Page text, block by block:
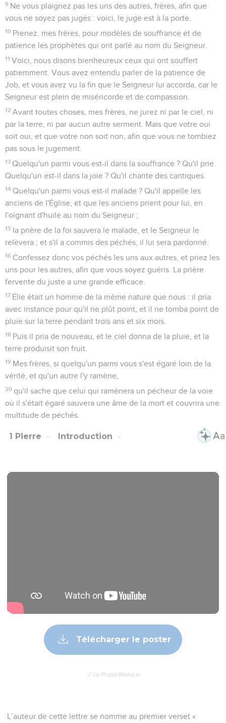
9 Ne vous plaignez pas les uns des autres, frères, afin que
vous ne soyez pas jugés : voici, le juge est à la porte.
10 Prenez, mes frères, pour modèles de souffrance et de
patience les prophètes qui ont parlé au nom du Seigneur.
11 Voici, nous disons bienheureux ceux qui ont souffert
patiemment. Vous avez entendu parler de la patience de
Job, et vous avez vu la fin que le Seigneur lui accorda, car le
Seigneur est plein de miséricorde et de compassion.
12 Avant toutes choses, mes frères, ne jurez ni par le ciel, ni
par la terre, ni par aucun autre serment. Mais que votre oui
soit oui, et que votre non soit non, afin que vous ne tombiez
pas sous le jugement.
13 Quelqu'un parmi vous est-il dans la souffrance ? Qu'il prie.
Quelqu'un est-il dans la joie ? Qu'il chante des cantiques.
14 Quelqu'un parmi vous est-il malade ? Qu'il appelle les
anciens de l'Église, et que les anciens prient pour lui, en
l'oignant d'huile au nom du Seigneur ;
15 la prière de la foi sauvera le malade, et le Seigneur le
relèvera ; et s'il a commis des péchés, il lui sera pardonné.
16 Confessez donc vos péchés les uns aux autres, et priez les
uns pour les autres, afin que vous soyez guéris. La prière
fervente du juste a une grande efficace.
17 Élie était un homme de la même nature que nous : il pria
avec instance pour qu'il ne plût point, et il ne tomba point de
pluie sur la terre pendant trois ans et six mois.
18 Puis il pria de nouveau, et le ciel donna de la pluie, et la
terre produisit son fruit.
19 Mes frères, si quelqu'un parmi vous s'est égaré loin de la
vérité, et qu'un autre l'y ramène,
20 qu'il sache que celui qui ramènera un pécheur de la voie
où il s'était égaré sauvera une âme de la mort et couvrira une
multitude de péchés.
1 Pierre Introduction
Télécharger le poster
© Le Projet Biblique
L’auteur de cette lettre se nomme au premier verset «